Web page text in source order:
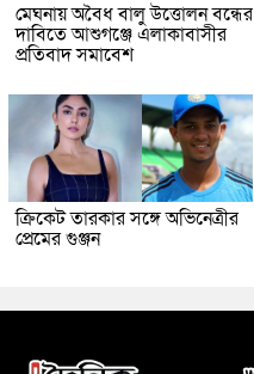
মেঘনায় অবৈধ বালু উত্তোলন বন্ধের
দাবিতে আশুগঞ্জে এলাকাবাসীর
প্রতিবাদ সমাবেশ
ক্রিকেট তারকার সঙ্গে অভিনেত্রীর
প্রেমের গুঞ্জন